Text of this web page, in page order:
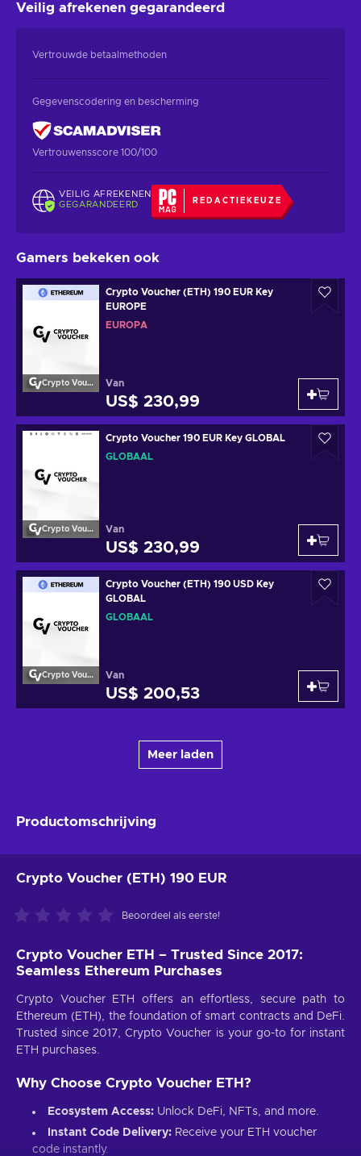
Veilig afrekenen gegarandeerd
Vertrouwde betaalmethoden
Gegevenscodering en bescherming
Vertrouwensscore 100/100
VEILIG AFREKENEN
GEGARANDEERD
REDACTIEKEUZE
Gamers bekeken ook
Crypto Voucher
Crypto Voucher (ETH) 190 EUR Key
EUROPE
EUROPA
Van
US$ 230,99
Crypto Voucher
Crypto Voucher 190 EUR Key GLOBAL
GLOBAAL
Van
US$ 230,99
Crypto Voucher
Crypto Voucher (ETH) 190 USD Key
GLOBAL
GLOBAAL
Van
US$ 200,53
Meer laden
Productomschrijving
Crypto Voucher (ETH) 190 EUR
Beoordeel als eerste!
Crypto Voucher ETH – Trusted Since 2017:
Seamless Ethereum Purchases
Crypto Voucher ETH offers an effortless, secure path to
Ethereum (ETH), the foundation of smart contracts and DeFi.
Trusted since 2017, Crypto Voucher is your go-to for instant
ETH purchases.
Why Choose Crypto Voucher ETH?
Ecosystem Access: Unlock DeFi, NFTs, and more.
Instant Code Delivery: Receive your ETH voucher
code instantly.